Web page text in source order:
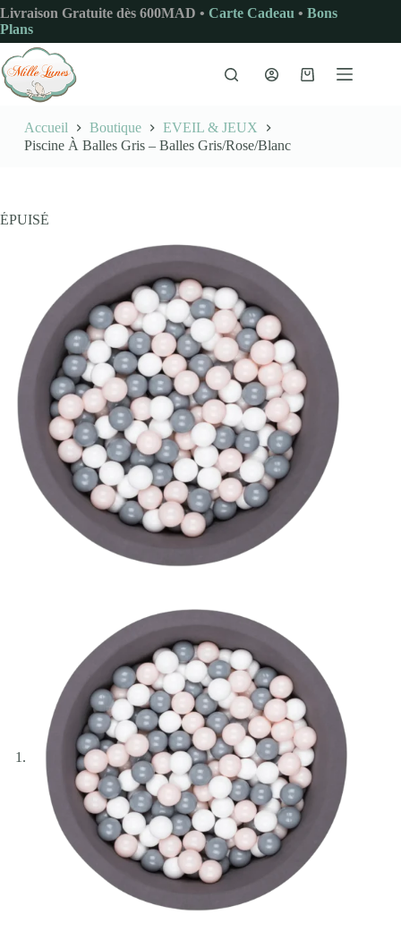
Passer
au
contenu
Livraison Gratuite dès 600MAD • Carte Cadeau • Bons
Plans
Panier
Accueil Boutique
EVEIL & JEUX
Piscine À Balles Gris – Balles Gris/Rose/Blanc
ÉPUISÉ